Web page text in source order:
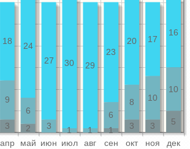
апр май июн июл авг сен окт ноя дек
5
3
3
1
2
3
10
10
8
6
1
1
3
6
9
16
17
20
23
29
30
27
24
18